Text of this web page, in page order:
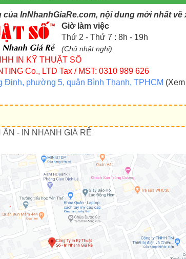
của InNhanhGiaRe.com, nội dung mới nhất về
Giờ làm việc
Thứ 2 - Thứ 7 : 8h - 19h
(Chủ nhật nghỉ)
IN KỸ THUẬT SỐ
Co., LTD Tax / MST: 0310 989 626
Định, phường 5, quận Bình Thạnh, TPHCM
ẤN - IN NHANH GIÁ RẺ